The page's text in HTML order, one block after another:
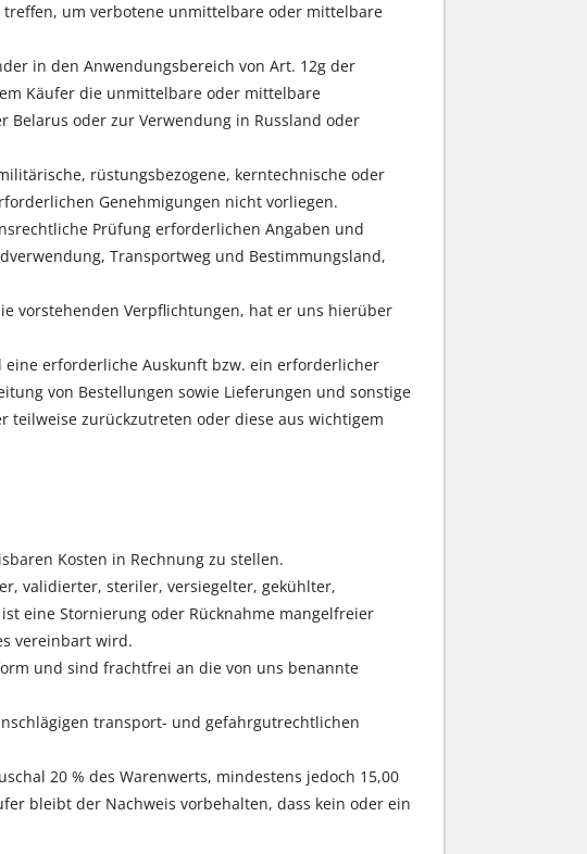
um verbotene unmittelbare oder mittelbare
in den Anwendungsbereich von Art. 12g der
Käufer die unmittelbare oder mittelbare
Belarus oder zur Verwendung in Russland oder
rüstungsbezogene, kerntechnische oder
Genehmigungen nicht vorliegen.
Prüfung erforderlichen Angaben und
Transportweg und Bestimmungsland,
vorstehenden Verpflichtungen, hat er uns hierüber
erforderliche Auskunft bzw. ein erforderlicher
von Bestellungen sowie Lieferungen und sonstige
teilweise zurückzutreten oder diese aus wichtigem
Kosten in Rechnung zu stellen.
validierter, steriler, versiegelter, gekühlter,
eine Stornierung oder Rücknahme mangelfreier
vereinbart wird.
und sind frachtfrei an die von uns benannte
transport- und gefahrgutrechtlichen
20 % des Warenwerts, mindestens jedoch 15,00
bleibt der Nachweis vorbehalten, dass kein oder ein